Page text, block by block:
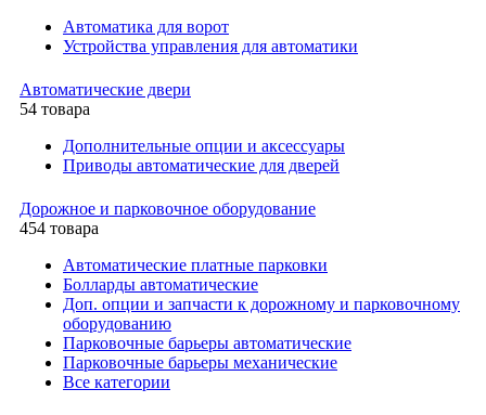
Автоматика для ворот
Устройства управления для автоматики
Автоматические двери
54 товара
Дополнительные опции и аксессуары
Приводы автоматические для дверей
Дорожное и парковочное оборудование
454 товара
Автоматические платные парковки
Болларды автоматические
Доп. опции и запчасти к дорожному и парковочному
оборудованию
Парковочные барьеры автоматические
Парковочные барьеры механические
Все категории